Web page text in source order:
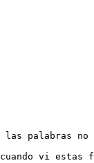
las palabras
vi estas